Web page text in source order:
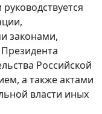
законами,
Российской
а также актами
власти иных